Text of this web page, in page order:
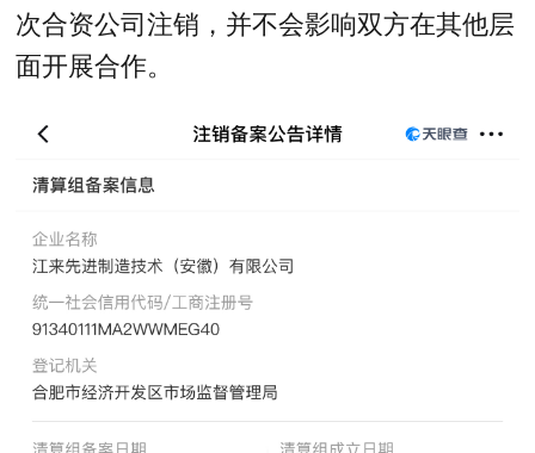
次合资公司注销，并不会影响双方在其他层
面开展合作。